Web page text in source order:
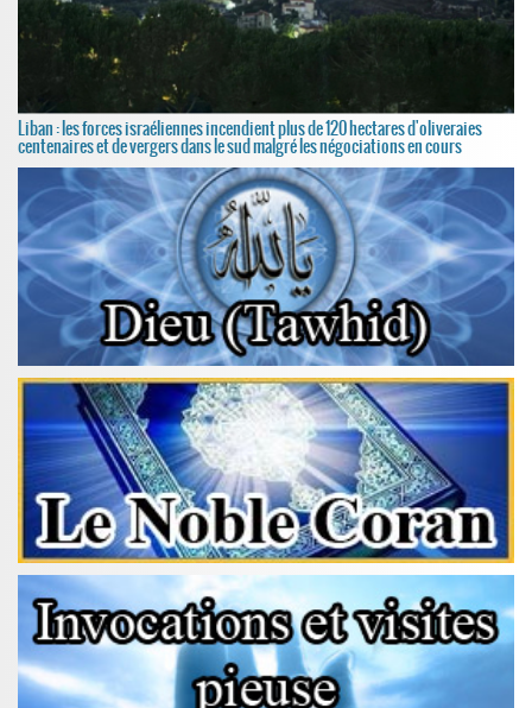
Liban : les forces israéliennes incendient plus de 120 hectares d'oliveraies
centenaires et de vergers dans le sud malgré les négociations en cours